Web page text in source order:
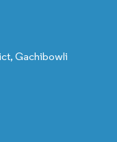
Gachibowli